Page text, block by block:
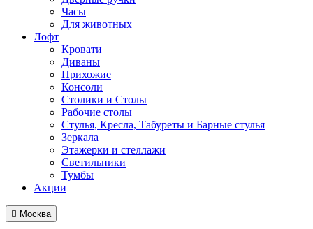
Часы
Для животных
Лофт
Кровати
Диваны
Прихожие
Консоли
Столики и Столы
Рабочие столы
Стулья, Кресла, Табуреты и Барные стулья
Зеркала
Этажерки и стеллажи
Светильники
Тумбы
Акции
Москва